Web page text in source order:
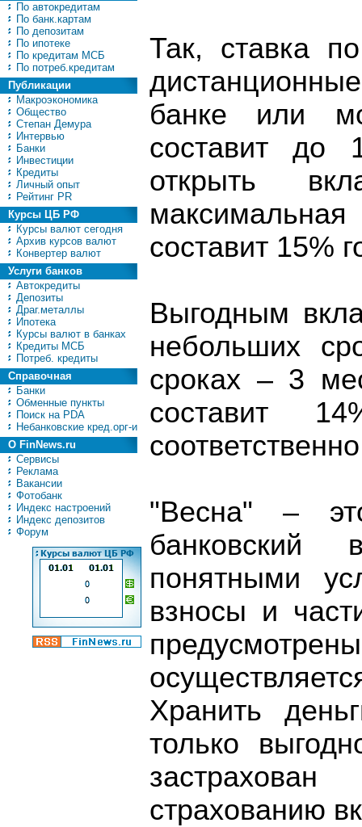
По автокредитам
По банк.картам
По депозитам
По ипотеке
По кредитам МСБ
По потреб.кредитам
Публикации
Макроэкономика
Общество
Степан Демура
Интервью
Банки
Инвестиции
Кредиты
Личный опыт
Рейтинг PR
Курсы ЦБ РФ
Курсы валют сегодня
Архив курсов валют
Конвертер валют
Услуги банков
Автокредиты
Депозиты
Драг.металлы
Ипотека
Курсы валют в банках
Кредиты МСБ
Потреб. кредиты
Справочная
Банки
Обменные пункты
Поиск на PDA
Небанковские кред.орг-и
О FinNews.ru
Сервисы
Реклама
Вакансии
Фотобанк
Индекс настроений
Индекс депозитов
Форум
Так, ставка
банке или
составит до
открыть
составит 15%
Выгодным
небольших
сроках – 3
составит
"Весна" –
понятными
взносы и
Хранить
только
страхованию